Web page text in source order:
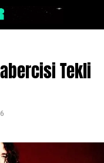
Tekli